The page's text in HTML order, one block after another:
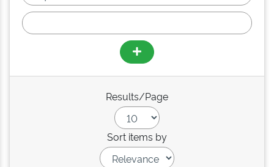
Results/Page
Sort items by